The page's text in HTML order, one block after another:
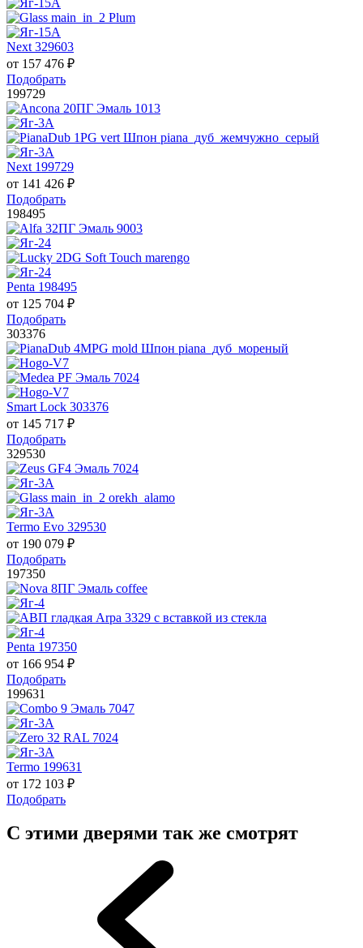
Next 329603
от 157 476 ₽
Подобрать
199729
Next 199729
от 141 426 ₽
Подобрать
198495
Penta 198495
от 125 704 ₽
Подобрать
303376
Smart Lock 303376
от 145 717 ₽
Подобрать
329530
Termo Evo 329530
от 190 079 ₽
Подобрать
197350
Penta 197350
от 166 954 ₽
Подобрать
199631
Termo 199631
от 172 103 ₽
Подобрать
С этими дверями так же смотрят